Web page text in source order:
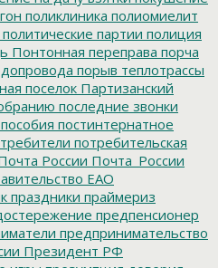
поликлиника полиомиелит
политические партии полиция
Понтонная переправа порча
порыв теплотрассы
поселок Партизанский
последние звонки
пособия постинтернатное
потребительская
России Почта_России
ЕАО
праздники праймериз
предпенсионер
предпринимательство
Президент РФ